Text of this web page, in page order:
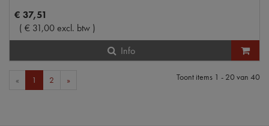
€ 37,51
( € 31,00excl. btw )
Info
Toont items 1 - 20van 40
« 1 2 »